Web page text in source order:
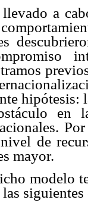
a
hipótesis:
en
de
mayor.
modelo